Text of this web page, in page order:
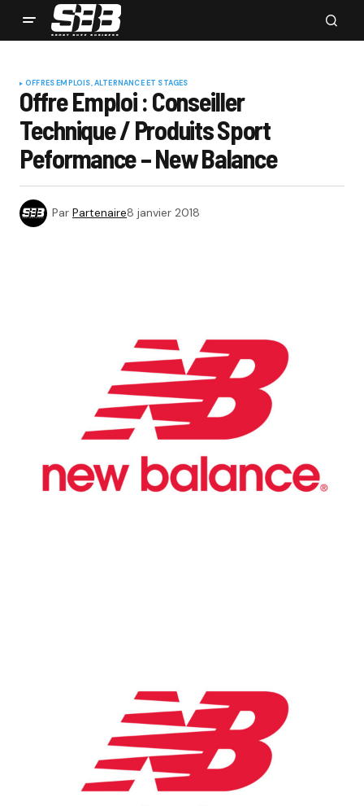
OFFRES EMPLOIS, ALTERNANCE ET STAGES
Offre Emploi : Conseiller
Technique / Produits Sport
Peformance – New Balance
Par Partenaire8 janvier 2018